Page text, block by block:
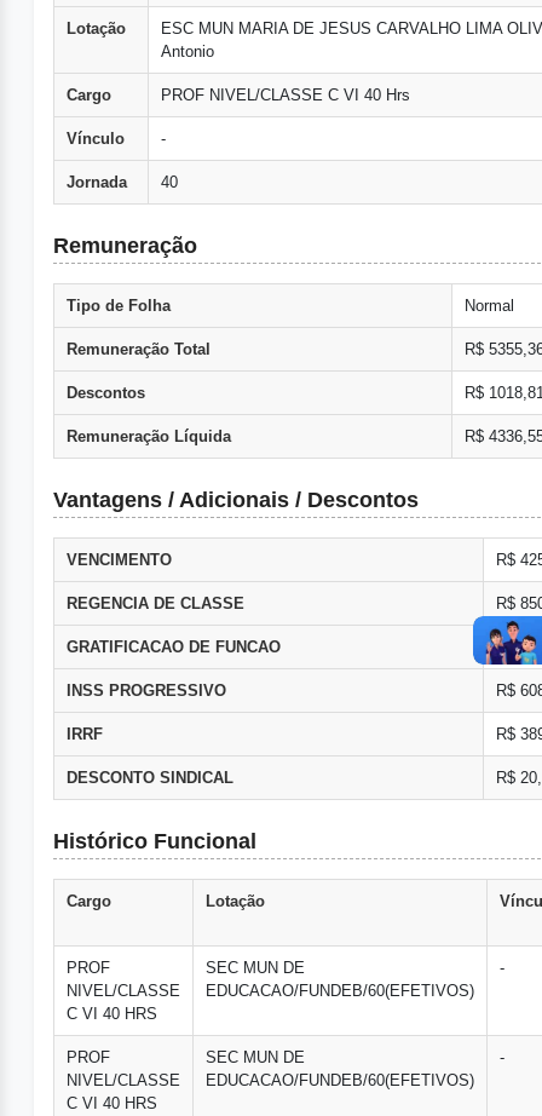
Lotação
ESC MUN MARIA DE JESUS CARVALHO LIMA
Antonio
Cargo PROF NIVEL/CLASSE C VI 40 Hrs
Vínculo -
Jornada 40
Remuneração
Tipo de Folha Normal
Remuneração Total R$
Descontos R$
Remuneração Líquida R$
Vantagens / Adicionais / Descontos
VENCIMENTO R$
REGENCIA DE CLASSE R$
GRATIFICACAO DE FUNCAO R$
INSS PROGRESSIVO R$
IRRF R$
DESCONTO SINDICAL R$
Histórico Funcional
Cargo Lotação
PROF
NIVEL/CLASSE
C VI 40 HRS
SEC MUN DE
EDUCACAO/FUNDEB/60(EFETIVOS)
-
PROF
NIVEL/CLASSE
C VI 40 HRS
SEC MUN DE
EDUCACAO/FUNDEB/60(EFETIVOS)
-